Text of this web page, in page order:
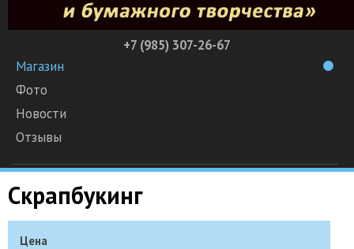
+7 (985) 307-26-67
Магазин
Фото
Новости
Отзывы
Скрапбукинг
Цена